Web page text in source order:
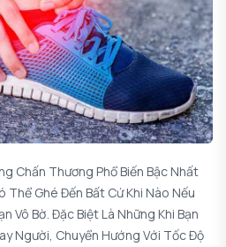
Chấn Thương Phổ Biến Bậc Nhất
Thể Ghé Đến Bất Cứ Khi Nào Nếu
Vô Bờ. Đặc Biệt Là Những Khi Bạn
Người, Chuyển Hướng Với Tốc Độ